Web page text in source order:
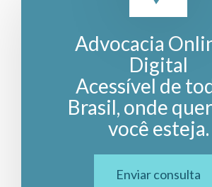
Advocacia
Digital
Acessível de
Brasil, onde
você esteja.
Enviar consulta